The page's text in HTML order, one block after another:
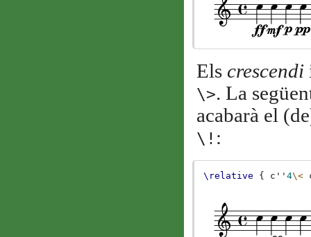
Els crescendi
\>. La
acabarà el
\! :
\relative { c''4\<